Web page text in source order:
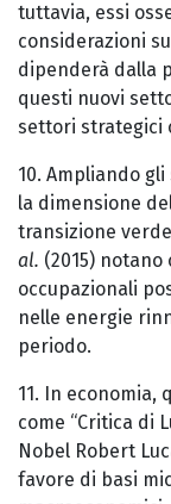
tuttavia, essi
considerazioni
dipenderà dalla
questi nuovi
settori strategici
10. Ampliando
la dimensione
transizione
al. (2015)
occupazionali
nelle energie
periodo.
11. In economia,
come “Critica di
Nobel Robert
favore di basi